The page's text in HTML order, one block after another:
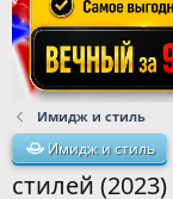
Имидж и стиль
Имидж и стиль
стилей (2023)